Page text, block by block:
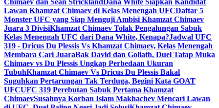
Chimaev dan Sean StricklandDana White Siapkan Kandidat
Lawan Khamzat Chimaev di Kelas Menengah UFCDaftar 5
Monster UFC yang Siap Menguji Ambisi Khamzat Chimaev
Juara 3 DivisiKhamzat Chimaev Tolak Pengalungan Sabuk
Kelas Menengah UFC dari Dana White, Kenapa?Jadwal UFC
319 - Dricus Du Plessis Vs Khamzat Chimaev, Kelas Menengah
Membara Cari JuaraBak David dan Goliath, Duel Tatap Muka
Chimaev vs Du Plessis Ungkap Perbedaan Ukuran
TubuhKhamzat Chimaev Vs Dricus Du Plessis Bakal
Suguhkan Pertarungan Tak Terduga, Begini Kata GOAT
UFCUFC 319 Perebutan Sabuk Pertama Khamzat
ChimaevSusahnya Korban Islam Makhachev Mencari Lawan